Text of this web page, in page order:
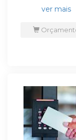
CARE DE DOIS
AIM-SYM7-AC-MS-
ver mais